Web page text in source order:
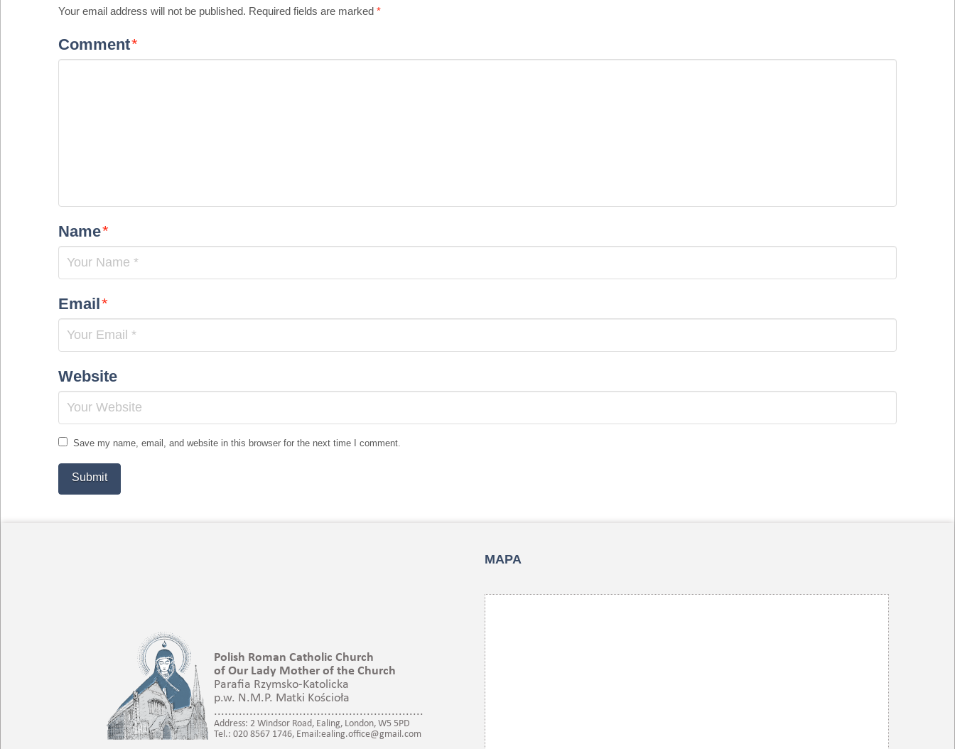
Your email address will not be published. Required fields are marked *
Comment*
Name*
Email*
Website
Save my name, email, and website in this browser for the next time I comment.
MAPA